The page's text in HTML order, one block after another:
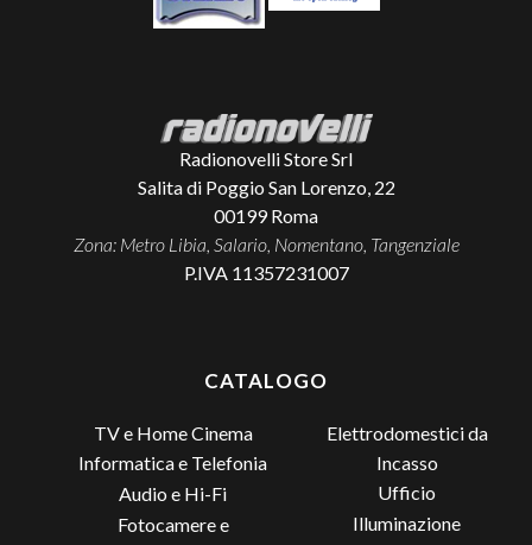
Radionovelli Store Srl
Salita di Poggio San Lorenzo, 22
00199 Roma
Zona: Metro Libia, Salario, Nomentano, Tangenziale
P.IVA 11357231007
CATALOGO
TV e Home Cinema
Informatica e Telefonia
Audio e Hi-Fi
Fotocamere e
Elettrodomestici da
Incasso
Ufficio
Illuminazione